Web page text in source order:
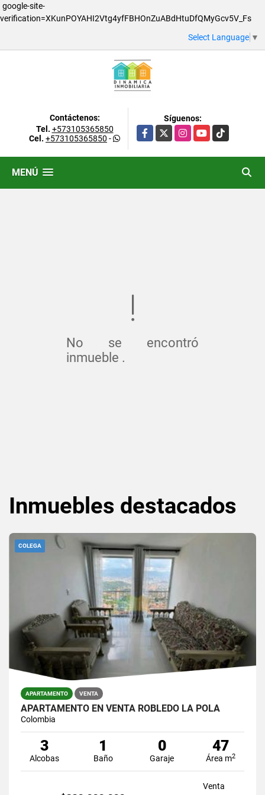
google-site-
verification=XKunPOYAHI2Vtg4yfFBHOnZuABdHtuDfQMyGcv5V_Fs
Select Language ▼
Contáctenos:
Tel. +573105365850
Cel. +573105365850 -
Síguenos:
Facebook
X InstagramYouTubeTikTok
MENÚ
No se encontró
inmueble .
Inmuebles destacados
COLEGA
APARTAMENTO VENTA
APARTAMENTO EN VENTA ROBLEDO LA POLA
Colombia
3
Alcobas
1
Baño
0
Garaje
47
Área m2
Venta